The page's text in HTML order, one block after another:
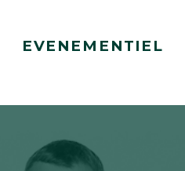
EVENEMENTIEL